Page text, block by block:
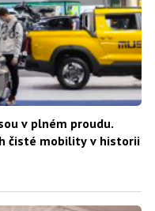
v plném proudu.
čisté mobility v historii